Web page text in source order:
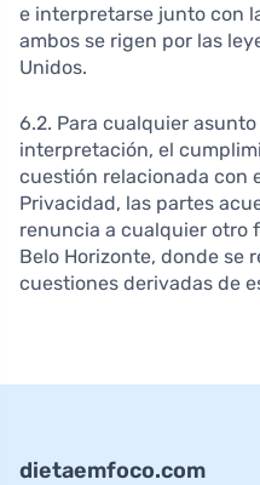
e interpretarse junto con
ambos se rigen por las
Unidos.
6.2. Para cualquier
interpretación, el
cuestión relacionada con
Privacidad, las partes
renuncia a cualquier otro
Belo Horizonte, donde se
cuestiones derivadas de
dietaemfoco.com